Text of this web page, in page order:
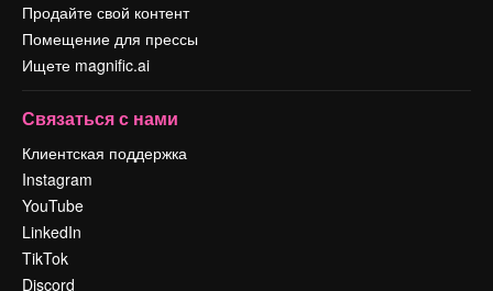
Продайте свой контент
Помещение для прессы
Ищете magnific.ai
Связаться с нами
Клиентская поддержка
Instagram
YouTube
LinkedIn
TikTok
Discord